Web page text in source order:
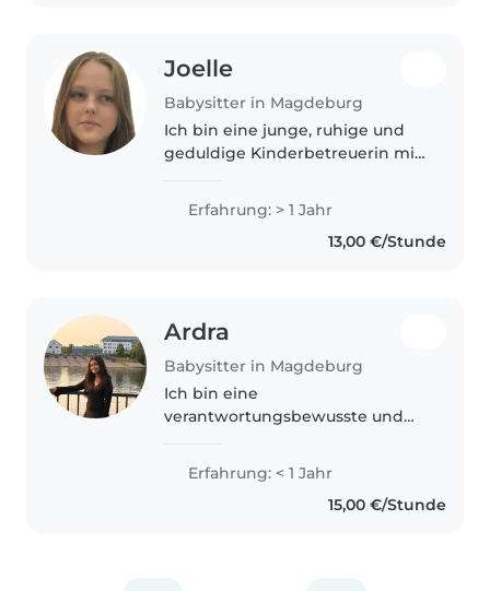
Joelle
Babysitter in Magdeburg
Ich bin eine junge, ruhige und
geduldige Kinderbetreuerin mit
Kinderpflegerin und einem Jahr
Erfahrung in der Betreuung von
Babys und Kleinkindern. Ich
Erfahrung: > 1 Jahr
13,00 €/Stunde
Ardra
Babysitter in Magdeburg
Ich bin eine
verantwortungsbewusste und
mit Kindern im Alter von 1 bis 10
Jahren arbeitet. Ich bin
freundlich und liebe es, mit
Erfahrung: < 1 Jahr
15,00 €/Stunde